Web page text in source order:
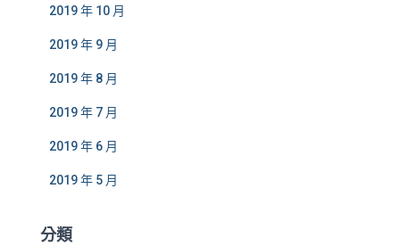
2019 年 10 月
2019 年 9 月
2019 年 8 月
2019 年 7 月
2019 年 6 月
2019 年 5 月
分類